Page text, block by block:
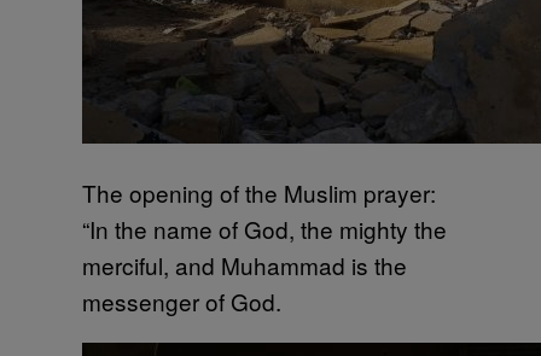
The opening of the Muslim prayer:
“In the name of God, the mighty the
merciful, and Muhammad is the
messenger of God.